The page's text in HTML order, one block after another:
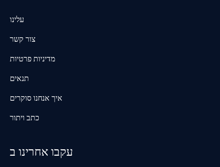
עלינו
צור קשר
מדיניות פרטיות
תנאים
איך אנחנו סוקרים
כתב ויתור
עקבו אחרינו ב